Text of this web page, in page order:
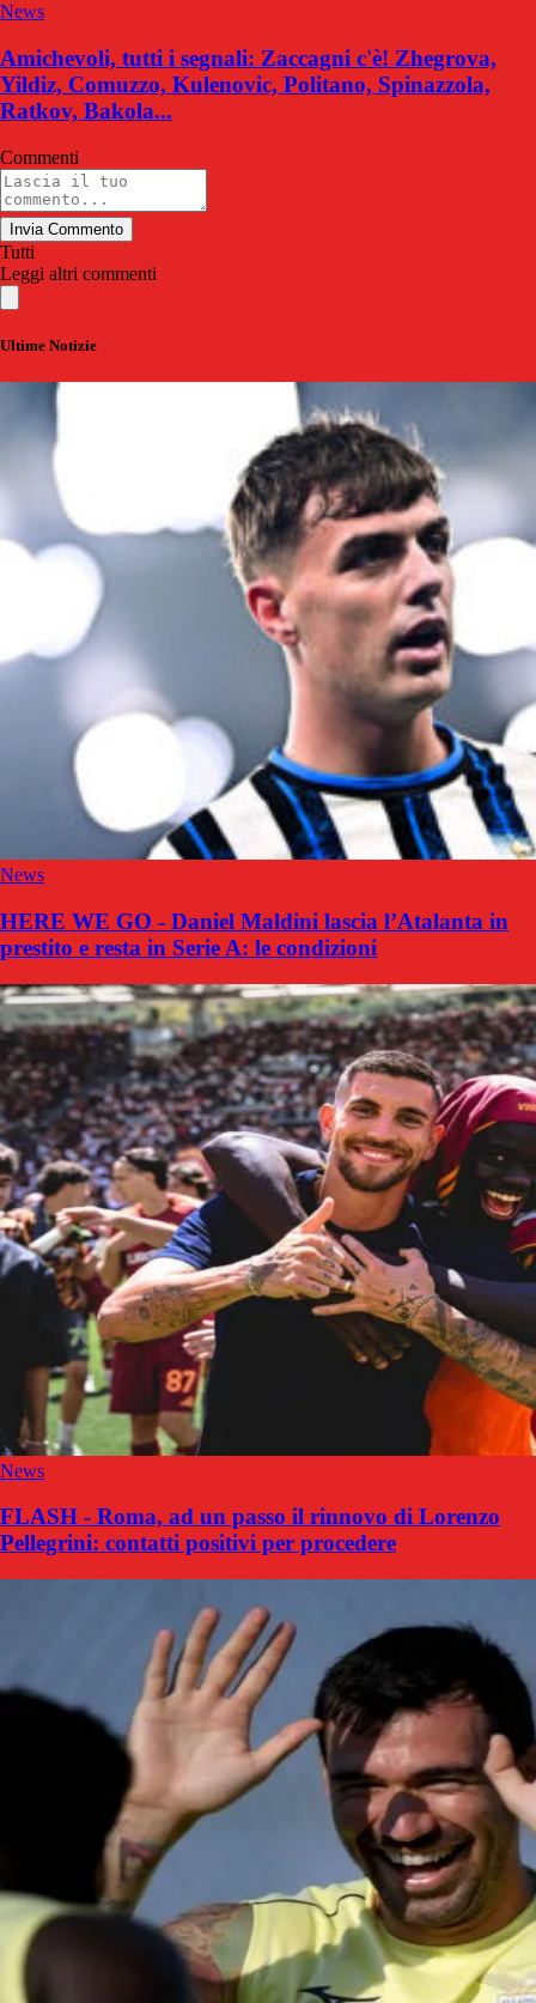
News
Amichevoli, tutti i segnali: Zaccagni c'è! Zhegrova,
Yildiz, Comuzzo, Kulenovic, Politano, Spinazzola,
Ratkov, Bakola...
Commenti
Invia Commento
Tutti
Leggi altri commenti
Ultime Notizie
News
HERE WE GO - Daniel Maldini lascia l’Atalanta in
prestito e resta in Serie A: le condizioni
News
FLASH - Roma, ad un passo il rinnovo di Lorenzo
Pellegrini: contatti positivi per procedere